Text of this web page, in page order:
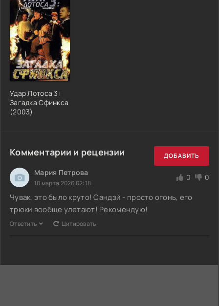
Удар Лотоса 3:
Загадка Сфинкса
(2003)
Комментарии и рецензии ДОБАВИТЬ
Мария Петрова
10 марта 2026 02:18
0 0
Чувак, это было круто! Сандэй - просто огонь, его
трюки вообще улетают! Рекомендую!
Ответить Цитировать